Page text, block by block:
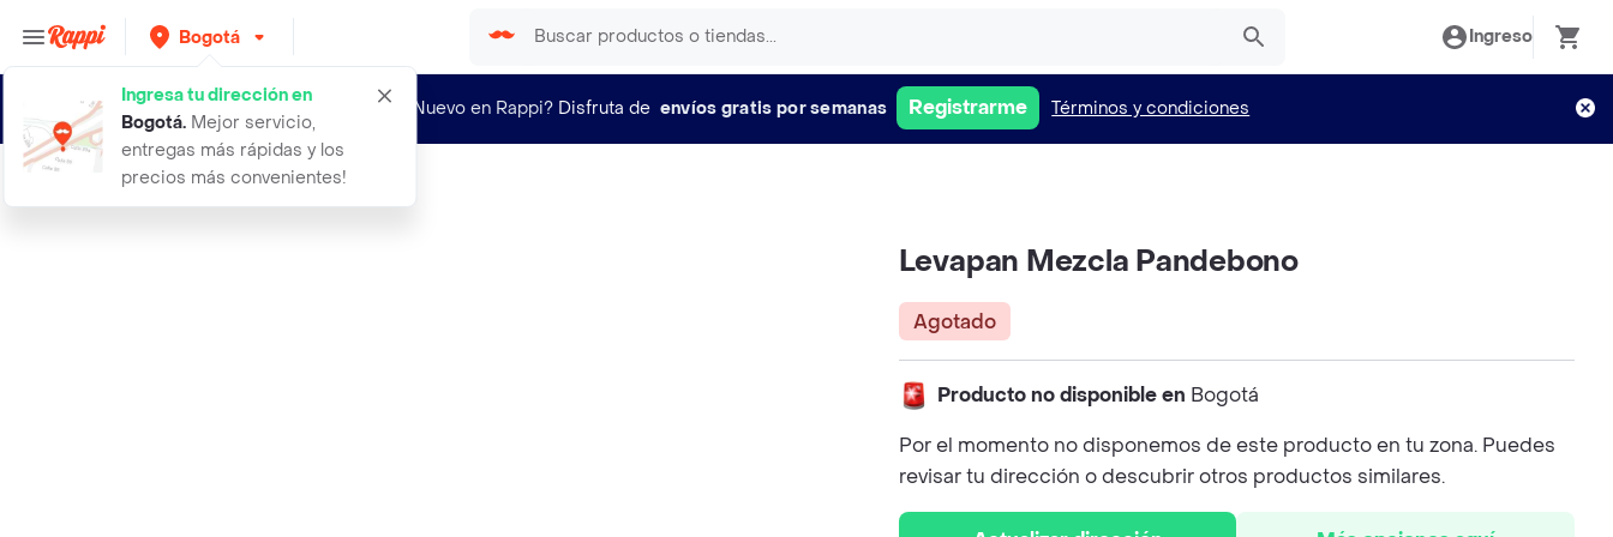
Bogotá
Ingresa tu dirección en
Bogotá. Mejor servicio,
entregas más rápidas y los
precios más convenientes!
Ingreso
¿Nuevo en Rappi? Disfruta de envíos gratis por semanas Registrarme Términos y condiciones
levapan mezcla pandebono
Levapan Mezcla Pandebono
Agotado
Producto no disponible en Bogotá
Por el momento no disponemos de este producto en tu zona. Puedes
revisar tu dirección o descubrir otros productos similares.